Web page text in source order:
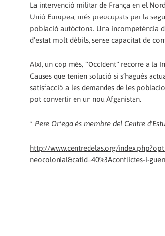
La intervenció militar de França en el
Unió Europea, més preocupats per la
població autòctona. Una incompetència
d’estat molt dèbils, sense capacitat de
Així, un cop més, “Occident” recorre a la
Causes que tenien solució si s’hagués
satisfacció a les demandes de les
pot convertir en un nou Afganistan.
* Pere Ortega és membre del Centre
http://www.centredelas.org/
neocolonial&catid=40%3Aconflictes-i-